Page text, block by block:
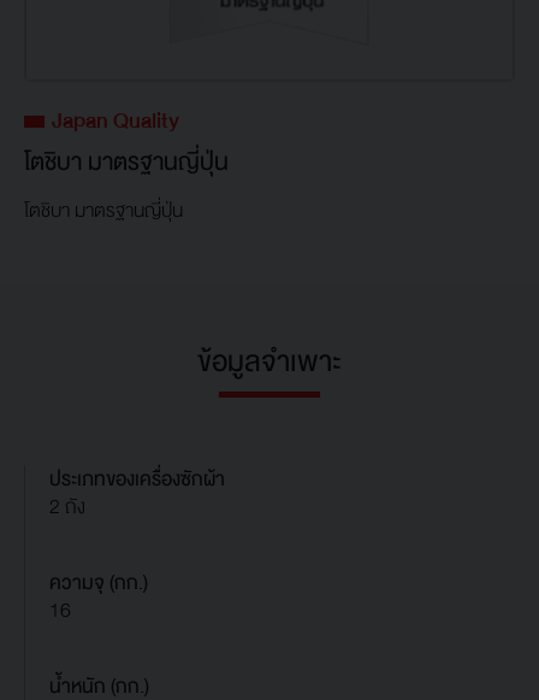
Japan Quality
โตชิบา มาตรฐานญี่ปุ่น
โตชิบา มาตรฐานญี่ปุ่น
ข้อมูลจำเพาะ
ประเภทของเครื่องซักผ้า
2 ถัง
ความจุ (กก.)
16
น้ำหนัก (กก.)